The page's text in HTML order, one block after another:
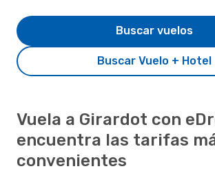
Buscar Vuelo + Hotel
Buscar vuelos
Vuela a Girardot con
encuentra las tarifas
convenientes